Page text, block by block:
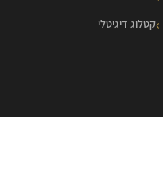
קטלוג דיגיטלי